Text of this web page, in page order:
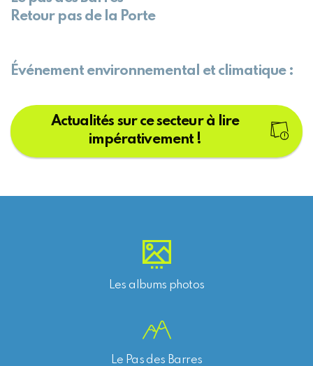
Retour pas de la Porte
Événement environnemental et climatique :
Actualités sur ce secteur à lire
impérativement !
Les albums photos
Le Pas des Barres